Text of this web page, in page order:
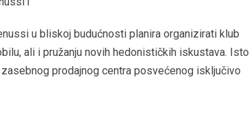
u bliskoj budućnosti planira organizirati klub
ali i pružanju novih hedonističkih iskustava. Isto
prodajnog centra posvećenog isključivo